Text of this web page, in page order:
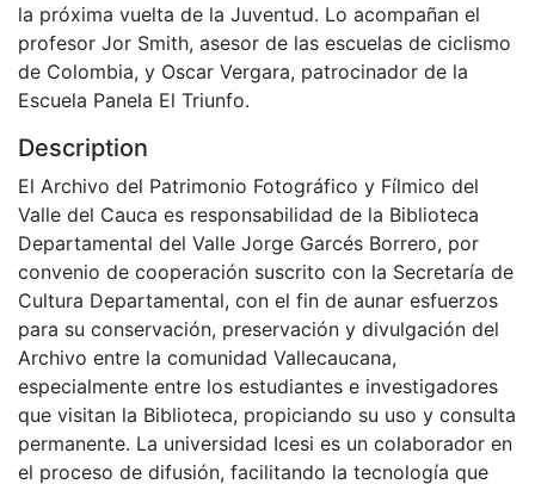
la próxima vuelta de la Juventud. Lo acompañan el
profesor Jor Smith, asesor de las escuelas de ciclismo
de Colombia, y Oscar Vergara, patrocinador de la
Escuela Panela El Triunfo.
Description
El Archivo del Patrimonio Fotográfico y Fílmico del
Valle del Cauca es responsabilidad de la Biblioteca
Departamental del Valle Jorge Garcés Borrero, por
convenio de cooperación suscrito con la Secretaría de
Cultura Departamental, con el fin de aunar esfuerzos
para su conservación, preservación y divulgación del
Archivo entre la comunidad Vallecaucana,
especialmente entre los estudiantes e investigadores
que visitan la Biblioteca, propiciando su uso y consulta
permanente. La universidad Icesi es un colaborador en
el proceso de difusión, facilitando la tecnología que